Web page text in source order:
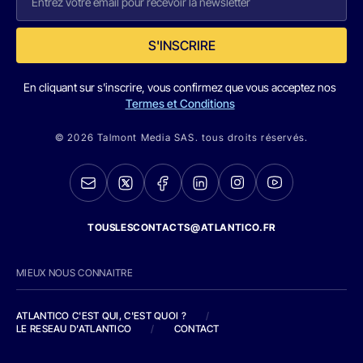
S'INSCRIRE
En cliquant sur s'inscrire, vous confirmez que vous acceptez nos
Termes et Conditions
© 2026 Talmont Media SAS. tous droits réservés.
TOUSLESCONTACTS@ATLANTICO.FR
MIEUX NOUS CONNAITRE
ATLANTICO C'EST QUI, C'EST QUOI ?
/
LE RESEAU D'ATLANTICO
/ CONTACT